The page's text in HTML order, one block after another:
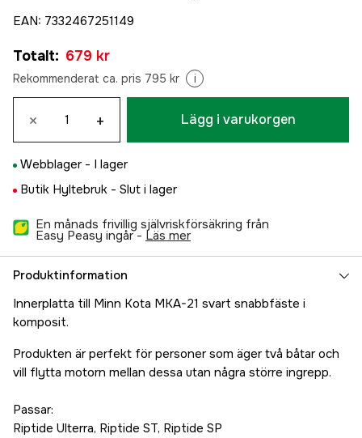
EAN: 7332467251149
Totalt: 679 kr
Rekommenderat ca. pris 795 kr i
× + Lägg i varukorgen
Webblager - I lager
Butik Hyltebruk - Slut i lager
En månads frivillig självriskförsäkring från
Easy Peasy ingår - läs mer
Produktinformation
Innerplatta till Minn Kota MKA-21 svart snabbfäste i
komposit.
Produkten är perfekt för personer som äger två båtar och
vill flytta motorn mellan dessa utan några större ingrepp.
Passar:
Riptide Ulterra, Riptide ST, Riptide SP